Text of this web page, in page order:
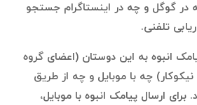
گوگل و چه در اینستاگرام جستجو
تلفنی.
انبوه به این دوستان (اعضای گروه
چه با موبایل و چه از طریق
ارسال پیامک انبوه با موبایل،